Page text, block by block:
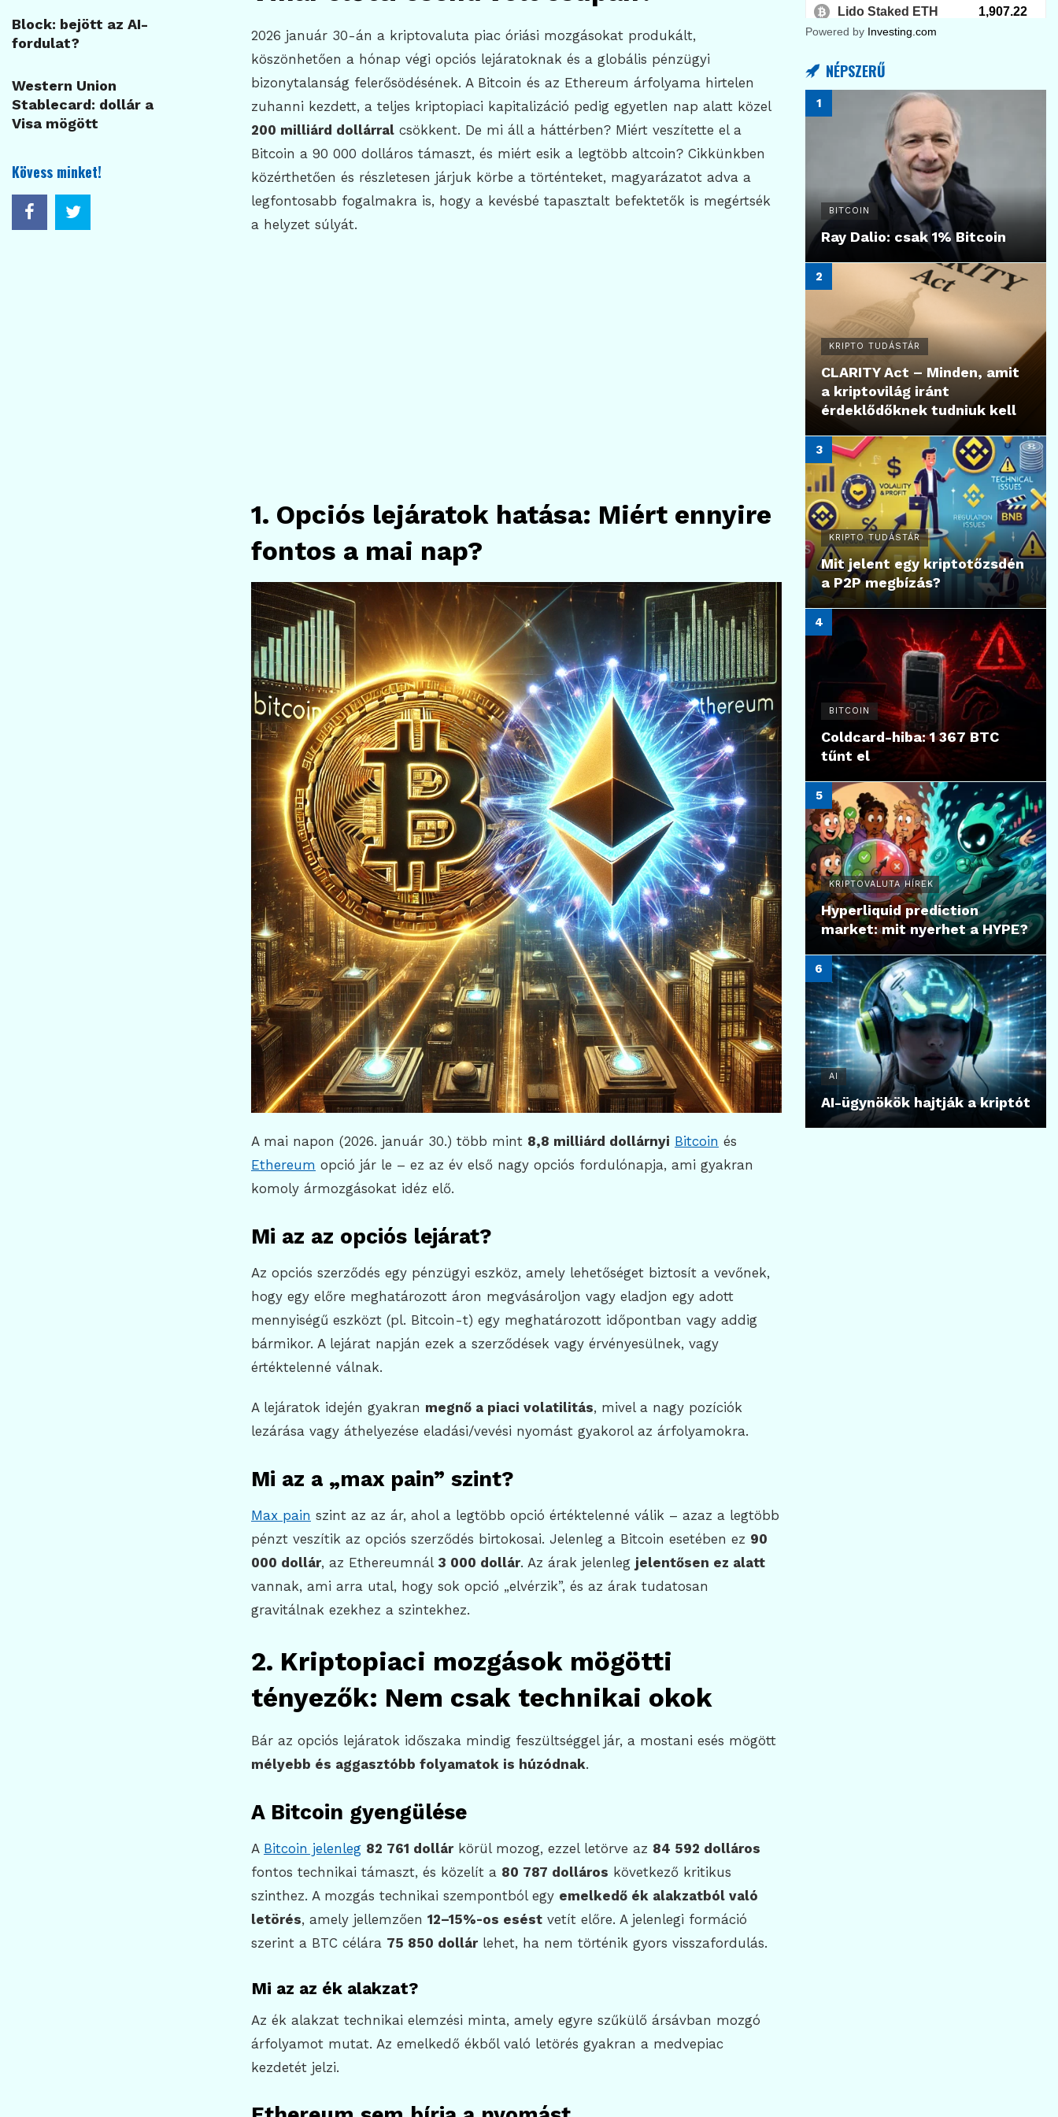
2026 január 30-án a kriptovaluta piac óriási mozgásokat produkált,
köszönhetően a hónap végi opciós lejáratoknak és a globális pénzügyi
bizonytalanság felerősödésének. A Bitcoin és az Ethereum árfolyama hirtelen
zuhanni kezdett, a teljes kriptopiaci kapitalizáció pedig egyetlen nap alatt közel
200 milliárd dollárral csökkent. De mi áll a háttérben? Miért veszítette el a
Bitcoin a 90 000 dolláros támaszt, és miért esik a legtöbb altcoin? Cikkünkben
közérthetően és részletesen járjuk körbe a történteket, magyarázatot adva a
legfontosabb fogalmakra is, hogy a kevésbé tapasztalt befektetők is megértsék
a helyzet súlyát.
1. Opciós lejáratok hatása: Miért ennyire
fontos a mai nap?
A mai napon (2026. január 30.) több mint 8,8 milliárd dollárnyi Bitcoin és
Ethereum opció jár le – ez az év első nagy opciós fordulónapja, ami gyakran
komoly ármozgásokat idéz elő.
Mi az az opciós lejárat?
Az opciós szerződés egy pénzügyi eszköz, amely lehetőséget biztosít a vevőnek,
hogy egy előre meghatározott áron megvásároljon vagy eladjon egy adott
mennyiségű eszközt (pl. Bitcoin-t) egy meghatározott időpontban vagy addig
bármikor. A lejárat napján ezek a szerződések vagy érvényesülnek, vagy
értéktelenné válnak.
A lejáratok idején gyakran megnő a piaci volatilitás, mivel a nagy pozíciók
lezárása vagy áthelyezése eladási/vevési nyomást gyakorol az árfolyamokra.
Mi az a „max pain” szint?
Max pain szint az az ár, ahol a legtöbb opció értéktelenné válik – azaz a legtöbb
pénzt veszítik az opciós szerződés birtokosai. Jelenleg a Bitcoin esetében ez 90
000 dollár, az Ethereumnál 3 000 dollár. Az árak jelenleg jelentősen ez alatt
vannak, ami arra utal, hogy sok opció „elvérzik”, és az árak tudatosan
gravitálnak ezekhez a szintekhez.
2. Kriptopiaci mozgások mögötti
tényezők: Nem csak technikai okok
Bár az opciós lejáratok időszaka mindig feszültséggel jár, a mostani esés mögött
mélyebb és aggasztóbb folyamatok is húzódnak.
A Bitcoin gyengülése
A Bitcoin jelenleg 82 761 dollárkörül mozog, ezzel letörve az 84 592 dolláros
fontos technikai támaszt, és közelít a 80 787 dolláros következő kritikus
szinthez. A mozgás technikai szempontból egy emelkedő ék alakzatból való
letörés, amely jellemzően 12–15%-os esést vetít előre. A jelenlegi formáció
szerint a BTC célára 75 850 dollárlehet, ha nem történik gyors visszafordulás.
Mi az az ék alakzat?
Az ék alakzat technikai elemzési minta, amely egyre szűkülő ársávban mozgó
árfolyamot mutat. Az emelkedő ékből való letörés gyakran a medvepiac
kezdetét jelzi.
Powered by Investing.com
NÉPSZERŰ
BITCOIN
Ray Dalio: csak 1% Bitcoin
KRIPTO TUDÁSTÁR
CLARITY Act – Minden, amit
a kriptovilág iránt
érdeklődőknek tudniuk kell
KRIPTO TUDÁSTÁR
Mit jelent egy kriptotőzsdén
a P2P megbízás?
BITCOIN
Coldcard-hiba: 1 367 BTC
tűnt el
KRIPTOVALUTA HÍREK
Hyperliquid prediction
market: mit nyerhet a HYPE?
AI
AI-ügynökök hajtják a kriptót
Block: bejött az AI-
fordulat?
Western Union
Stablecard: dollár a
Visa mögött
Kövess minket!